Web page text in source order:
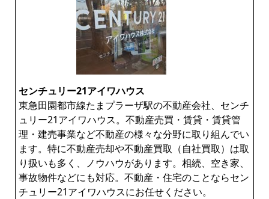
センチュリー21アイワハウス
東急田園都市線たまプラーザ駅の不動産会社、センチ
ュリー21アイワハウス。不動産売買・賃貸・賃貸管
理・建売事業など不動産の様々な分野に取り組んでい
ます。特に不動産売却や不動産買取（自社買取）は取
り扱いも多く、ノウハウがあります。相続、空き家、
事故物件などにも対応。不動産・住宅のことならセン
チュリー21アイワハウスにお任せください。